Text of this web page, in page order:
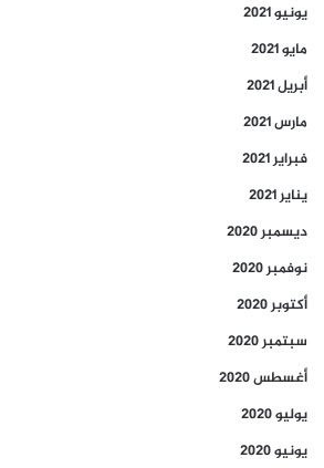
يونيو 2021
مايو 2021
أبريل 2021
مارس 2021
فبراير 2021
يناير 2021
ديسمبر 2020
نوفمبر 2020
أكتوبر 2020
سبتمبر 2020
أغسطس 2020
يوليو 2020
يونيو 2020